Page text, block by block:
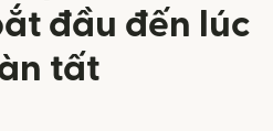
đầu đến lúc
tất